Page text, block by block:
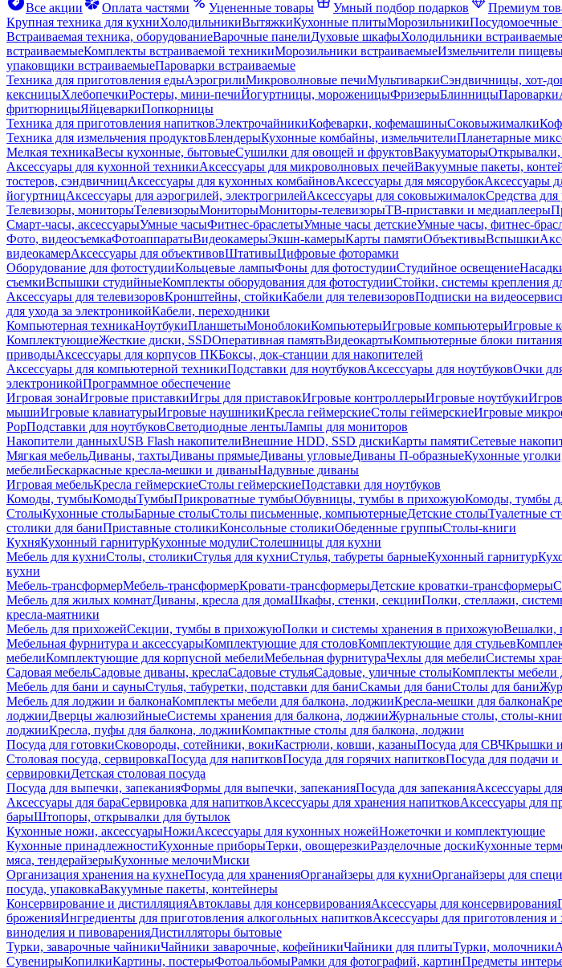
Все акции
Оплата частями Уцененные товары Умный подбор подарков
Премиум
Крупная техника для кухниХолодильникиВытяжкиКухонные плитыМорозильники
Встраиваемая техника, оборудованиеВарочные панелиДуховые шкафыХолодильники встраиваемые
встраиваемыеКомплекты встраиваемой техникиМорозильники встраиваемыеИзмельчители
упаковщики встраиваемыеПароварки встраиваемые
Техника для приготовления едыАэрогрилиМикроволновые печиМультиваркиСэндвичницы, хот-
кексницыХлебопечкиРостеры, мини-печиЙогуртницы, мороженицыФризерыБлинницыПароварки
фритюрницыЯйцеваркиПопкорницы
Техника для приготовления напитковЭлектрочайникиКофеварки, кофемашиныСоковыжималки
Техника для измельчения продуктовБлендерыКухонные комбайны, измельчителиПланетарные
Мелкая техникаВесы кухонные, бытовыеСушилки для овощей и фруктовВакууматорыОткрывалки,
Аксессуары для кухонной техникиАксессуары для микроволновых печейВакуумные пакеты,
тостеров, сэндвичницАксессуары для кухонных комбайновАксессуары для мясорубокАксессуары
йогуртницАксессуары для аэрогрилей, электрогрилейАксессуары для соковыжималокСредства для
Телевизоры, мониторыТелевизорыМониторыМониторы-телевизорыТВ-приставки и медиаплееры
Смарт-часы, аксессуарыУмные часыФитнес-браслетыУмные часы детскиеУмные часы, фитнес-
Фото, видеосъемкаФотоаппаратыВидеокамерыЭкшн-камерыКарты памятиОбъективыВспышки
видеокамерАксессуары для объективовШтативыЦифровые фоторамки
Оборудование для фотостудииКольцевые лампыФоны для фотостудииСтудийное освещение
съемкиВспышки студийныеКомплекты оборудования для фотостудииСтойки, системы крепления
Аксессуары для телевизоровКронштейны, стойкиКабели для телевизоровПодписки на
для ухода за электроникойКабели, переходники
Компьютерная техникаНоутбукиПланшетыМоноблокиКомпьютерыИгровые компьютерыИгровые
КомплектующиеЖесткие диски, SSDОперативная памятьВидеокартыКомпьютерные блоки питания
приводыАксессуары для корпусов ПКБоксы, док-станции для накопителей
Аксессуары для компьютерной техникиПодставки для ноутбуковАксессуары для ноутбуковОчки
электроникойПрограммное обеспечение
Игровая зонаИгровые приставкиИгры для приставокИгровые контроллерыИгровые ноутбуки
мышиИгровые клавиатурыИгровые наушникиКресла геймерскиеСтолы геймерскиеИгровые
PopПодставки для ноутбуковСветодиодные лентыЛампы для мониторов
Накопители данныхUSB Flash накопителиВнешние HDD, SSD дискиКарты памятиСетевые
Мягкая мебельДиваны, тахтыДиваны прямыеДиваны угловыеДиваны П-образныеКухонные
мебелиБескаркасные кресла-мешки и диваныНадувные диваны
Игровая мебельКресла геймерскиеСтолы геймерскиеПодставки для ноутбуков
Комоды, тумбыКомодыТумбыПрикроватные тумбыОбувницы, тумбы в прихожуюКомоды, тумбы
СтолыКухонные столыБарные столыСтолы письменные, компьютерныеДетские столыТуалетные
столики для баниПриставные столикиКонсольные столикиОбеденные группыСтолы-книги
КухняКухонный гарнитурКухонные модулиСтолешницы для кухни
Мебель для кухниСтолы, столикиСтулья для кухниСтулья, табуреты барныеКухонный гарнитур
кухни
Мебель-трансформерМебель-трансформерКровати-трансформерыДетские кроватки-трансформеры
Мебель для жилых комнатДиваны, кресла для домаШкафы, стенки, секцииПолки, стеллажи,
кресла-маятники
Мебель для прихожейСекции, тумбы в прихожуюПолки и системы хранения в прихожуюВешалки,
Мебельная фурнитура и аксессуарыКомплектующие для столовКомплектующие для стульев
мебелиКомплектующие для корпусной мебелиМебельная фурнитураЧехлы для мебелиСистемы
Садовая мебельСадовые диваны, креслаСадовые стульяСадовые, уличные столыКомплекты мебели
Мебель для бани и сауныСтулья, табуретки, подставки для баниСкамьи для баниСтолы для бани
Мебель для лоджии и балконаКомплекты мебели для балкона, лоджииКресла-мешки для балкона
лоджииДверцы жалюзийныеСистемы хранения для балкона, лоджииЖурнальные столы, столы-
лоджииКресла, пуфы для балкона, лоджииКомпактные столы для балкона, лоджии
Посуда для готовкиСковороды, сотейники, вокиКастрюли, ковши, казаныПосуда для СВЧКрышки и
Столовая посуда, сервировкаПосуда для напитковПосуда для горячих напитковПосуда для подачи
сервировкиДетская столовая посуда
Посуда для выпечки, запеканияФормы для выпечки, запеканияПосуда для запеканияАксессуары
Аксессуары для бараСервировка для напитковАксессуары для хранения напитковАксессуары для
барыШтопоры, открывалки для бутылок
Кухонные ножи, аксессуарыНожиАксессуары для кухонных ножейНожеточки и комплектующие
Кухонные принадлежностиКухонные приборыТерки, овощерезкиРазделочные доскиКухонные
мяса, тендерайзерыКухонные мелочиМиски
Организация хранения на кухнеПосуда для храненияОрганайзеры для кухниОрганайзеры для
посуда, упаковкаВакуумные пакеты, контейнеры
Консервирование и дистилляцияАвтоклавы для консервированияАксессуары для консервирования
броженияИнгредиенты для приготовления алкогольных напитковАксессуары для приготовления
виноделия и пивоваренияДистилляторы бытовые
Турки, заварочные чайникиЧайники заварочные, кофейникиЧайники для плитыТурки, молочники
СувенирыКопилкиКартины, постерыФотоальбомыРамки для фотографий, картинПредметы